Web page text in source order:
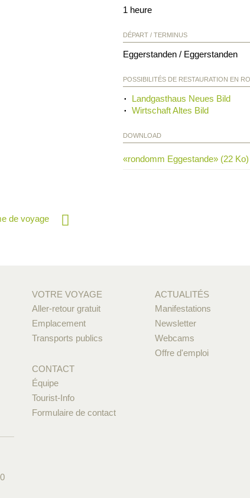
1 heure
DÉPART / TERMINUS
Eggerstanden / Eggerstanden
POSSIBILITÉS DE RESTAURATION EN
Landgasthaus Neues Bild
Wirtschaft Altes Bild
DOWNLOAD
«rondomm Eggestande» (22 Ko)
de voyage
VOTRE VOYAGE
Aller-retour gratuit
Emplacement
Transports publics
CONTACT
Équipe
Tourist-Info
Formulaire de contact
ACTUALITÉS
Manifestations
Newsletter
Webcams
Offre d'emploi